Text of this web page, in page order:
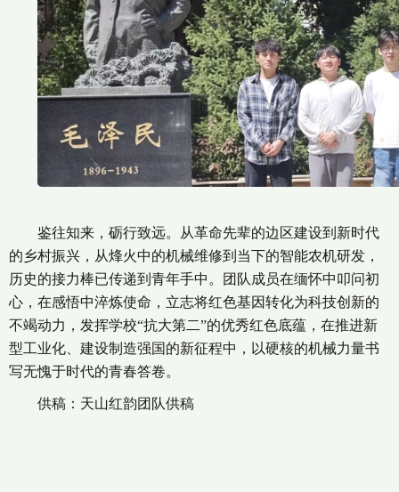
鉴往知来，砺行致远。从革命先辈的边区建设到新时代
的乡村振兴，从烽火中的机械维修到当下的智能农机研发，
历史的接力棒已传递到青年手中。团队成员在缅怀中叩问初
心，在感悟中淬炼使命，立志将红色基因转化为科技创新的
不竭动力，发挥学校“抗大第二”的优秀红色底蕴，在推进新
型工业化、建设制造强国的新征程中，以硬核的机械力量书
写无愧于时代的青春答卷。
供稿：天山红韵团队供稿